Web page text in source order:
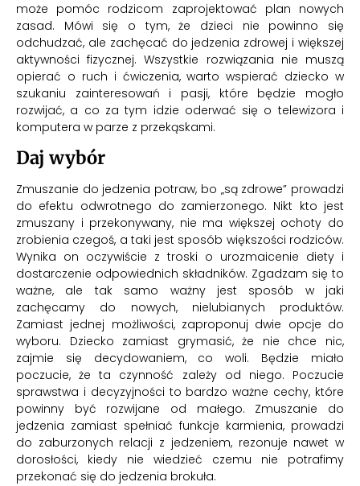
może pomóc rodzicom zaprojektować plan nowych
zasad. Mówi się o tym, że dzieci nie powinno się
odchudzać, ale zachęcać do jedzenia zdrowej i większej
aktywności fizycznej. Wszystkie rozwiązania nie muszą
opierać o ruch i ćwiczenia, warto wspierać dziecko w
szukaniu zainteresowań i pasji, które będzie mogło
rozwijać, a co za tym idzie oderwać się o telewizora i
komputera w parze z przekąskami.
Daj wybór
Zmuszanie do jedzenia potraw, bo „są zdrowe” prowadzi
do efektu odwrotnego do zamierzonego. Nikt kto jest
zmuszany i przekonywany, nie ma większej ochoty do
zrobienia czegoś, a taki jest sposób większości rodziców.
Wynika on oczywiście z troski o urozmaicenie diety i
dostarczenie odpowiednich składników. Zgadzam się to
ważne, ale tak samo ważny jest sposób w jaki
zachęcamy do nowych, nielubianych produktów.
Zamiast jednej możliwości, zaproponuj dwie opcje do
wyboru. Dziecko zamiast grymasić, że nie chce nic,
zajmie się decydowaniem, co woli. Będzie miało
poczucie, że ta czynność zależy od niego. Poczucie
sprawstwa i decyzyjności to bardzo ważne cechy, które
powinny być rozwijane od małego. Zmuszanie do
jedzenia zamiast spełniać funkcje karmienia, prowadzi
do zaburzonych relacji z jedzeniem, rezonuje nawet w
dorosłości, kiedy nie wiedzieć czemu nie potrafimy
przekonać się do jedzenia brokuła.